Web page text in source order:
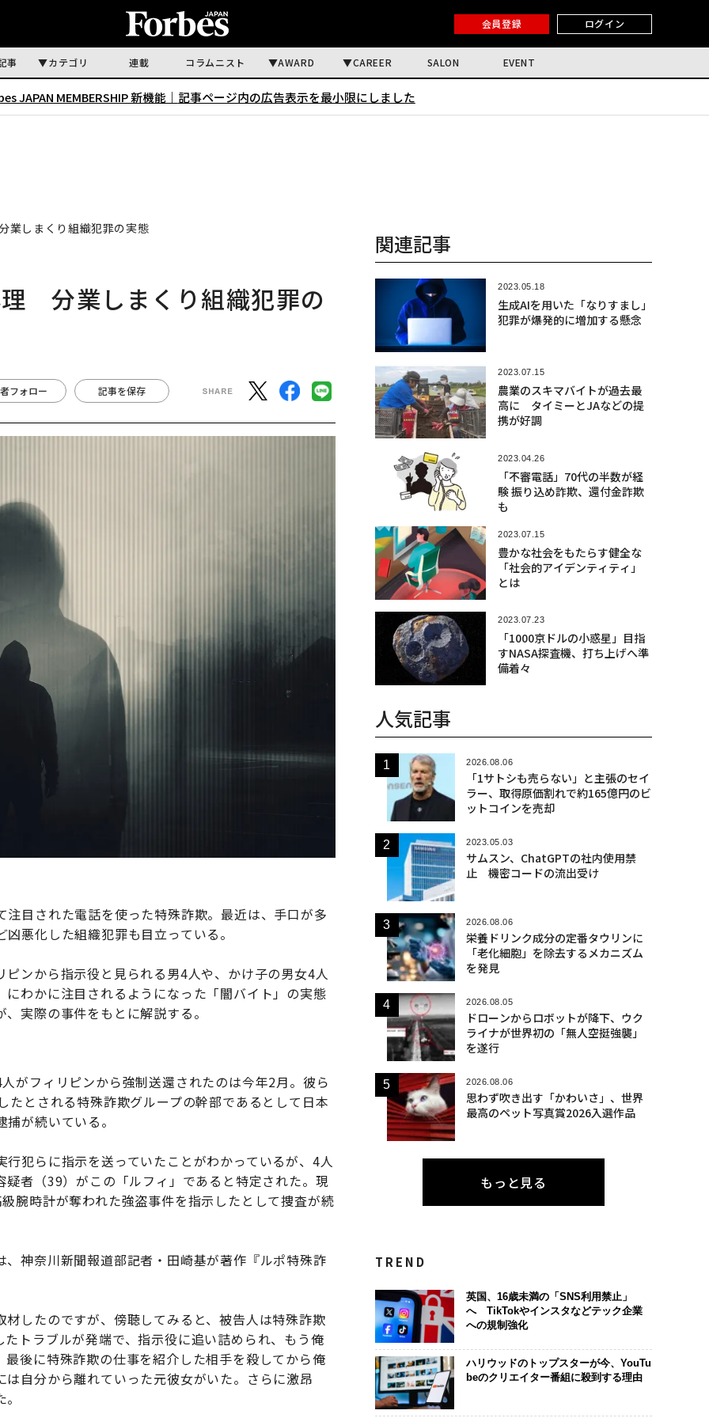
会員登録 ログイン
事 カテゴリ 連載 コラムニスト AWARD CAREER SALON EVENT
JAPAN MEMBERSHIP 新機能｜ 記事ページ内の広告表示を最小限にしました
業しまくり組織犯罪の実態
分業しまくり組織犯罪の
フォロー 記事を保存
目された電話を使った特殊詐欺。最近は、手口が多
悪化した組織犯罪も目立っている。
ンから指示役と見られる男4人や、かけ子の男女4人
わかに注目されるようになった「闇バイト」の実態
実際の事件をもとに解説する。
がフィリピンから強制送還されたのは今年2月。彼ら
とされる特殊詐欺グループの幹部であるとして日本
が続いている。
犯らに指示を送っていたことがわかっているが、4人
者（39）がこの「ルフィ」であると特定された。現
腕時計が奪われた強盗事件を指示したとして捜査が続
神奈川新聞報道部記者・田崎基が著作『ルポ特殊詐
したのですが、傍聴してみると、被告人は特殊詐欺
トラブルが発端で、指示役に追い詰められ、もう俺
後に特殊詐欺の仕事を紹介した相手を殺してから俺
自分から離れていった元彼女がいた。さらに激昂
関連記事
2023.05.18
生成AIを用いた「なりすまし」
犯罪が爆発的に増加する懸念
2023.07.15
農業のスキマバイトが過去最
高に タイミーとJAなどの提
携が好調
2023.04.26
「不審電話」70代の半数が経
験 振り込め詐欺、還付金詐欺
も
2023.07.15
豊かな社会をもたらす健全な
「社会的アイデンティティ」
とは
2023.07.23
「1000京ドルの小惑星」目指
すNASA探査機、打ち上げへ準
備着々
人気記事
2026.08.06
「1サトシも売らない」と主張のセイ
ラー、取得原価割れで約165億円のビ
ットコインを売却
2023.05.03
サムスン、ChatGPTの社内使用禁
止 機密コードの流出受け
2026.08.06
栄養ドリンク成分の定番タウリンに
「老化細胞」を除去するメカニズム
を発見
2026.08.05
ドローンからロボットが降下、ウク
ライナが世界初の「無人空挺強襲」
を遂行
2026.08.06
思わず吹き出す「かわいさ」、世界
最高のペット写真賞2026入選作品
もっと見る
TREND
英国、16歳未満の「SNS利用禁止」
へ TikTokやインスタなどテック企業
への規制強化
ハリウッドのトップスターが今、YouTu
beのクリエイター番組に殺到する理由